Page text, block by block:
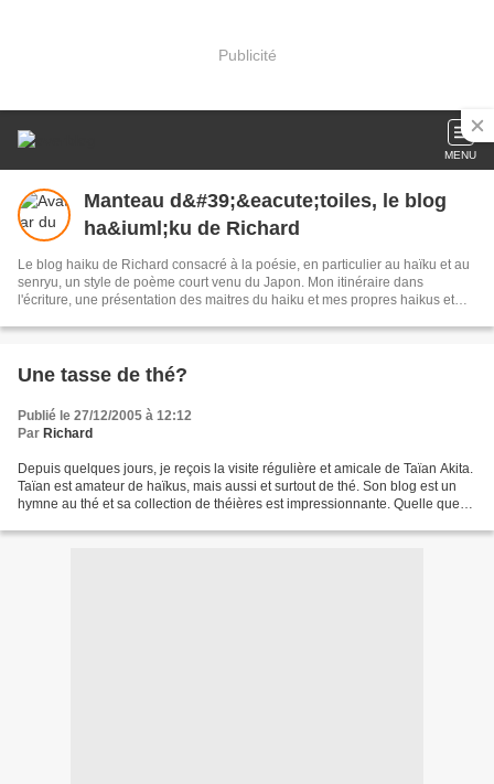
Publicité
MENU
Manteau d&#39;&eacute;toiles, le blog
ha&iuml;ku de Richard
Le blog haiku de Richard consacré à la poésie, en particulier au haïku et au
senryu, un style de poème court venu du Japon. Mon itinéraire dans
l'écriture, une présentation des maitres du haiku et mes propres haikus et
Une tasse de thé?
Publié le 27/12/2005 à 12:12
Par Richard
Depuis quelques jours, je reçois la visite régulière et amicale de Taïan Akita.
Taïan est amateur de haïkus, mais aussi et surtout de thé. Son blog est un
hymne au thé et sa collection de théières est impressionnante. Quelle que